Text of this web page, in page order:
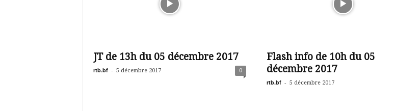
JT de 13h du 05 décembre 2017
rtb.bf - 5 décembre 2017 0
Flash info de 10h du 05
décembre 2017
rtb.bf - 5 décembre 2017